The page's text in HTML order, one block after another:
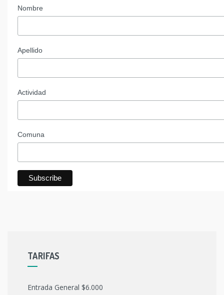
Nombre
Apellido
Actividad
Comuna
TARIFAS
Entrada General $6.000